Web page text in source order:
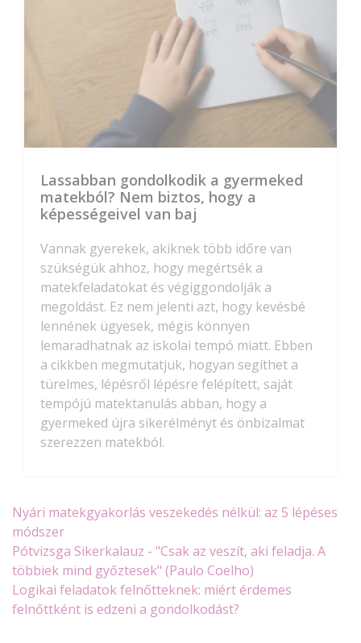
Lassabban gondolkodik a gyermeked
matekból? Nem biztos, hogy a
képességeivel van baj
Vannak gyerekek, akiknek több időre van
szükségük ahhoz, hogy megértsék a
matekfeladatokat és végiggondolják a
megoldást. Ez nem jelenti azt, hogy kevésbé
lennének ügyesek, mégis könnyen
lemaradhatnak az iskolai tempó miatt. Ebben
a cikkben megmutatjuk, hogyan segíthet a
türelmes, lépésről lépésre felépített, saját
tempójú matektanulás abban, hogy a
gyermeked újra sikerélményt és önbizalmat
szerezzen matekból.
Nyári matekgyakorlás veszekedés nélkül: az 5 lépéses
módszer
Pótvizsga Sikerkalauz - "Csak az veszít, aki feladja. A
többiek mind győztesek" (Paulo Coelho)
Logikai feladatok felnőtteknek: miért érdemes
felnőttként is edzeni a gondolkodást?